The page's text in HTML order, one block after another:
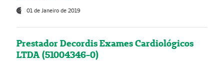
01 de Janeiro de 2019
Prestador Decordis Exames Cardiológicos
LTDA (51004346-0)